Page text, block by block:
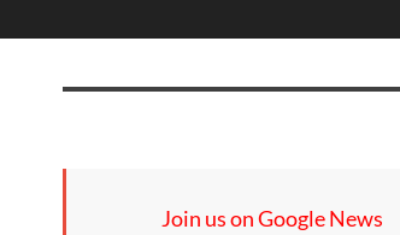
Join us on Google News